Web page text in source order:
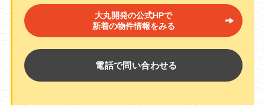
大丸開発の公式HPで
新着の物件情報をみる
電話で問い合わせる